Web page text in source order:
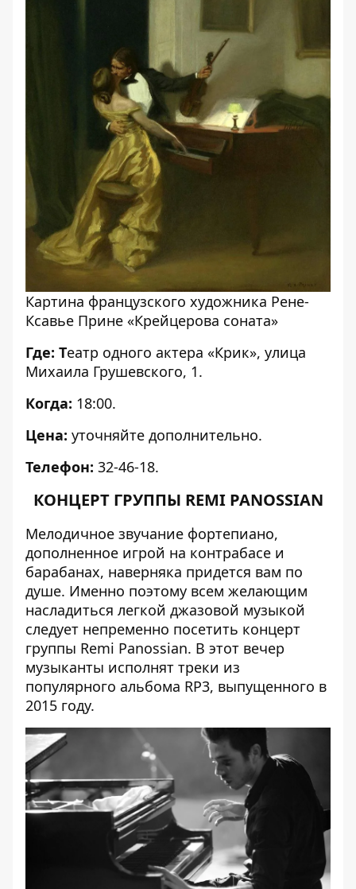
Картина французского художника Рене-
Ксавье Прине «Крейцерова соната»
Где: Театр одного актера «Крик», улица
Михаила Грушевского, 1.
Когда: 18:00.
Цена: уточняйте дополнительно.
Телефон: 32-46-18.
КОНЦЕРТ ГРУППЫ REMI PANOSSIAN
Мелодичное звучание фортепиано,
дополненное игрой на контрабасе и
барабанах, наверняка придется вам по
душе. Именно поэтому всем желающим
насладиться легкой джазовой музыкой
следует непременно посетить концерт
группы Remi Panossian. В этот вечер
музыканты исполнят треки из
популярного альбома RP3, выпущенного в
2015 году.